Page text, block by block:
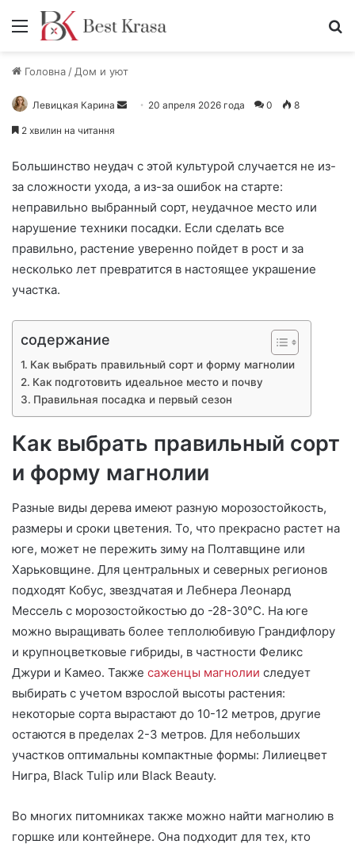
Меню
Головна / Дом и уют
Левицкая Карина
р
ь
п
о
20 апреля 2026 года 0 8
2 хвилин на читання
Большинство неудач с этой культурой случается не из-
за сложности ухода, а из-за ошибок на старте:
неправильно выбранный сорт, неудачное место или
нарушение техники посадки. Если сделать все
правильно, растение уверенно пойдет в рост и за
несколько лет превратится в настоящее украшение
участка.
содержание
Как выбрать правильный сорт и форму магнолии
Как подготовить идеальное место и почву
Правильная посадка и первый сезон
Как выбрать правильный сорт
и форму магнолии
Разные виды дерева имеют разную морозостойкость,
размеры и сроки цветения. То, что прекрасно растет на
юге, может не пережить зиму на Полтавщине или
Харьковщине. Для центральных и северных регионов
подходят Кобус, звездчатая и Лебнера Леонард
Мессель с морозостойкостью до -28-30°C. На юге
можно выращивать более теплолюбивую Грандифлору
и крупноцветковые гибриды, в частности Феликс
Джури и Камео. Также саженцы магнолии следует
выбирать с учетом взрослой высоты растения:
некоторые сорта вырастают до 10-12 метров, другие
остаются в пределах 2-3 метров. Для небольших
участков оптимальны компактные формы: Лилиецвет
Нигра, Black Tulip или Black Beauty.
Во многих питомниках также можно найти магнолию в
горшке или контейнере. Она подходит для тех, кто